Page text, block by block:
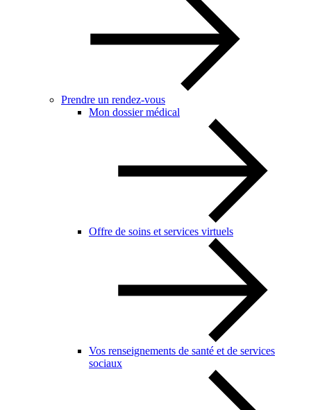
Prendre un rendez-vous
Mon dossier médical
Offre de soins et services virtuels
Vos renseignements de santé et de services
sociaux